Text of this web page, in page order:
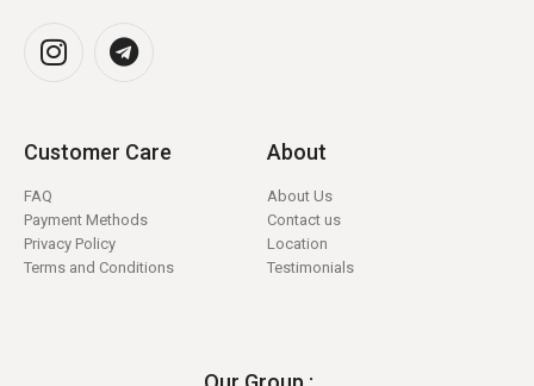
Customer Care
FAQ
Payment Methods
Privacy Policy
Terms and Conditions
About
About Us
Contact us
Location
Testimonials